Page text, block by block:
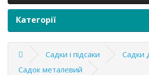
Категорії
Садки і підсаки
Садки
Садок металевий